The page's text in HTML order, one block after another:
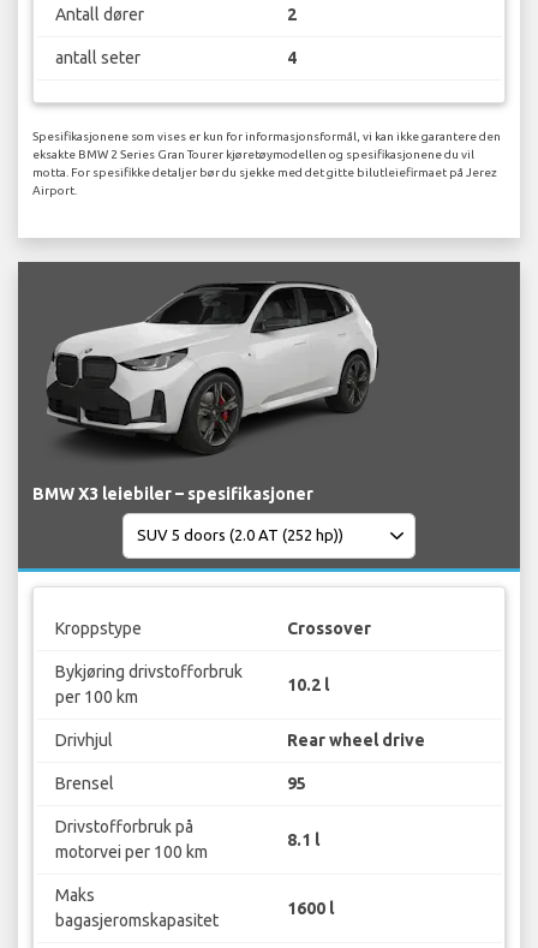
Antall dører 2
antall seter 4
Spesifikasjonene som vises er kun for informasjonsformål, vi kan ikke garantere den
eksakte BMW 2 Series Gran Tourer kjøretøymodellen og spesifikasjonene du vil
motta. For spesifikke detaljer bør du sjekke med det gitte bilutleiefirmaet på Jerez
Airport.
BMW X3 leiebiler – spesifikasjoner
Kroppstype Crossover
Bykjøring drivstofforbruk
per 100 km
10.2 l
Drivhjul Rear wheel drive
Brensel 95
Drivstofforbruk på
motorvei per 100 km
8.1 l
Maks
bagasjeromskapasitet
1600 l